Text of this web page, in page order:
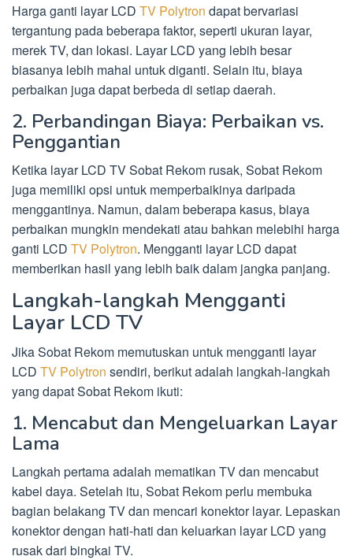
Harga ganti layar LCD TV Polytron dapat bervariasi
tergantung pada beberapa faktor, seperti ukuran layar,
merek TV, dan lokasi. Layar LCD yang lebih besar
biasanya lebih mahal untuk diganti. Selain itu, biaya
perbaikan juga dapat berbeda di setiap daerah.
2. Perbandingan Biaya: Perbaikan vs.
Penggantian
Ketika layar LCD TV Sobat Rekom rusak, Sobat Rekom
juga memiliki opsi untuk memperbaikinya daripada
menggantinya. Namun, dalam beberapa kasus, biaya
perbaikan mungkin mendekati atau bahkan melebihi harga
ganti LCD TV Polytron. Mengganti layar LCD dapat
memberikan hasil yang lebih baik dalam jangka panjang.
Langkah-langkah Mengganti
Layar LCD TV
Jika Sobat Rekom memutuskan untuk mengganti layar
LCD TV Polytron sendiri, berikut adalah langkah-langkah
yang dapat Sobat Rekom ikuti:
1. Mencabut dan Mengeluarkan Layar
Lama
Langkah pertama adalah mematikan TV dan mencabut
kabel daya. Setelah itu, Sobat Rekom perlu membuka
bagian belakang TV dan mencari konektor layar. Lepaskan
konektor dengan hati-hati dan keluarkan layar LCD yang
rusak dari bingkai TV.